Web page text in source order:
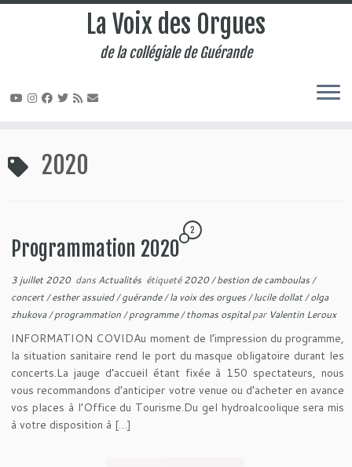
au
contenu
La Voix des Orgues
de la collégiale de Guérande
2020
Programmation 2020
2
3 juillet 2020dans Actualités étiqueté2020/bestion de camboulas/
concert/esther assuied/guérande/la voix des orgues/lucile dollat/olga
zhukova/programmation/programme/thomas ospitalpar Valentin Leroux
INFORMATION COVIDAu moment de l’impression du programme,
la situation sanitaire rend le port du masque obligatoire durant les
concerts.La jauge d’accueil étant fixée à 150 spectateurs, nous
vous recommandons d’anticiper votre venue ou d’acheter en avance
vos places à l’Office du Tourisme.Du gel hydroalcoolique sera mis
à votre disposition à […]